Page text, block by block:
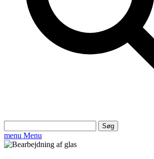
efter:
menu Menu